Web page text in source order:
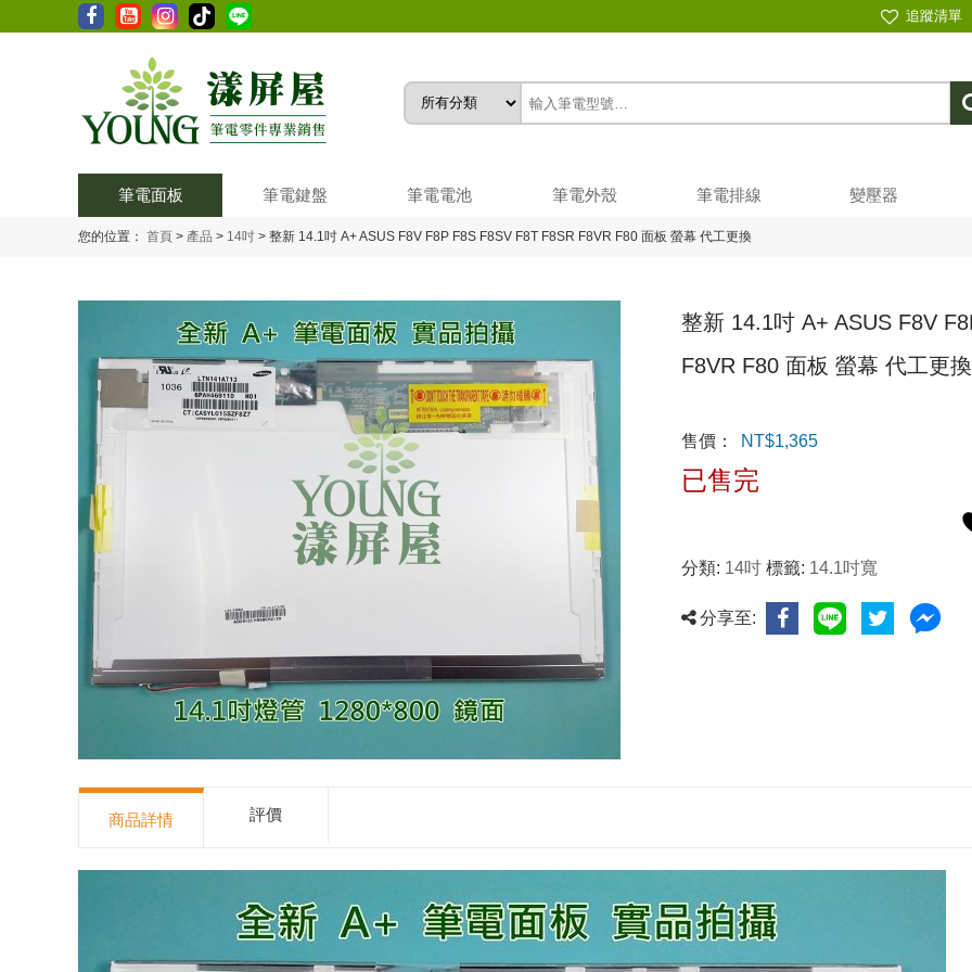
追蹤清單
筆電面板 筆電鍵盤 筆電電池 筆電外殼 筆電排線 變壓器
您的位置： 首頁 > 產品 > 14吋 > 整新 14.1吋 A+ ASUS F8V F8P F8S F8SV F8T F8SR F8VR F80 面板 螢幕 代工更換
整新 14.1吋 A+ ASUS F8V
F8VR F80 面板 螢幕 代工更換
售價： NT$1,365
已售完
分類: 14吋 標籤: 14.1吋寬
分享至:
商品詳情 評價